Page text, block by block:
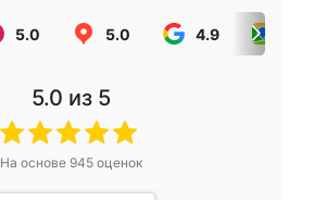
5.0 5.0 4.9
5.0 из 5
На основе 945оценок